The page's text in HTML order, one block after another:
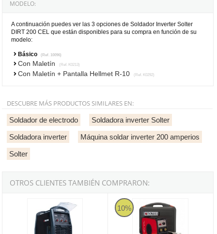
MODELO:
A continuación puedes ver las 3 opciones de Soldador Inverter Solter
DIRT 200 CEL que están disponibles para su compra en función de su
modelo:
Básico (Ref. 10096)
Con Maletín (Ref. K0213)
Con Maletín + Pantalla Hellmet R-10 (Ref. K0292)
DESCUBRE MÁS PRODUCTOS SIMILARES EN:
Soldador de electrodo Soldadora inverter Solter
Soldadora inverter Máquina soldar inverter 200 amperios
Solter
OTROS CLIENTES TAMBIÉN COMPRARON:
Soldador Inverter Solter DIRT 400 CEL
10%
Solter STYL-205 PRO con